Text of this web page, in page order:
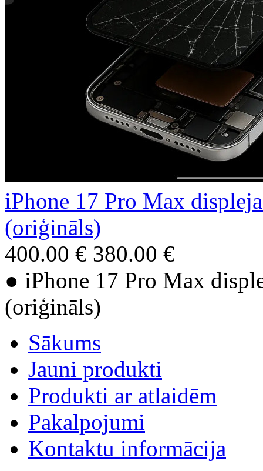
iPhone 17 Pro Max
(oriģināls)
400.00 € 380.00 €
● iPhone 17 Pro Max
(oriģināls)
Sākums
Jauni produkti
Produkti ar atlaidēm
Pakalpojumi
Kontaktu informācija